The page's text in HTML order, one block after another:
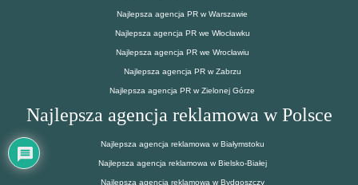
Najlepsza agencja PR w Warszawie
Najlepsza agencja PR we Włocławku
Najlepsza agencja PR we Wrocławiu
Najlepsza agencja PR w Zabrzu
Najlepsza agencja PR w Zielonej Górze
Najlepsza agencja reklamowa w Polsce
Najlepsza agencja reklamowa w Białymstoku
Najlepsza agencja reklamowa w Bielsko-Białej
Najlepsza agencja reklamowa w Bydgoszczy